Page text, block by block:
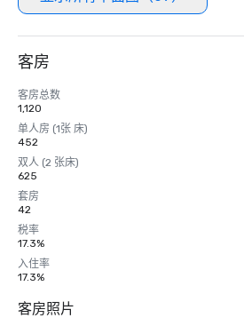
客房
客房总数
1,120
单人房 (1张 床)
452
双人 (2 张床)
625
套房
42
税率
17.3%
入住率
17.3%
客房照片